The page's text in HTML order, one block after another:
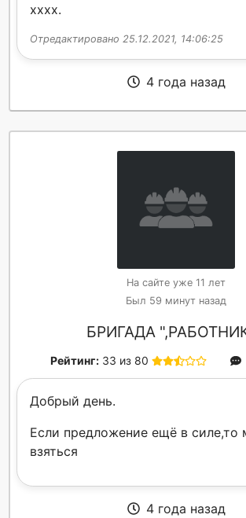
xxxx.
Отредактировано 25.12.2021, 14:06:25
4 года назад
На сайте уже 11 лет
Был 59 минут назад
БРИГАДА
Рейтинг: 33 из 80
Добрый день.
Если предложение ещё в силе,то
взяться
4 года назад